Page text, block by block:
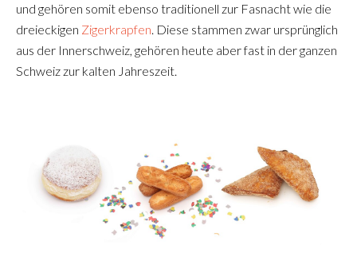
und gehören somit ebenso traditionell zur Fasnacht wie die
dreieckigen Zigerkrapfen. Diese stammen zwar ursprünglich
aus der Innerschweiz, gehören heute aber fast in der ganzen
Schweiz zur kalten Jahreszeit.